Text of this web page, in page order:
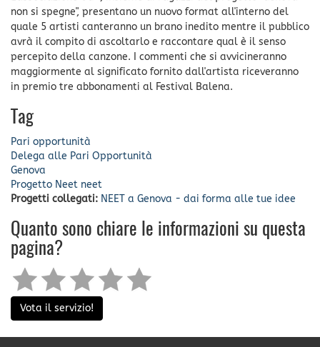
non si spegne", presentano un nuovo format all'interno del
quale 5 artisti canteranno un brano inedito mentre il pubblico
avrà il compito di ascoltarlo e raccontare qual è il senso
percepito della canzone. I commenti che si avvicineranno
maggiormente al significato fornito dall'artista riceveranno
in premio tre abbonamenti al Festival Balena.
Tag
Pari opportunità
Delega alle Pari Opportunità
Genova
Progetto Neet neet
Progetti collegati: NEET a Genova - dai forma alle tue idee
Quanto sono chiare le informazioni su questa
pagina?
Vota il servizio!